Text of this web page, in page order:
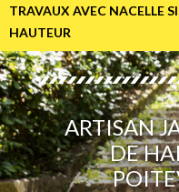
TRAVAUX AVEC NACELLE
HAUTEUR
ARTISAN
DE